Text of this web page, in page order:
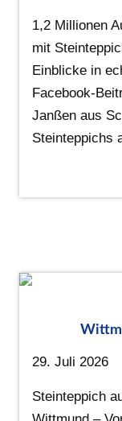
1,2 Millionen
mit
Einblicke in
Facebook-
Janßen aus
Steinteppichs
29. Juli 2026
Steinteppich